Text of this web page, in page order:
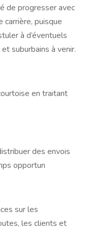
de progresser avec
carrière, puisque
à d’éventuels
suburbains à venir.
en traitant
des envois
opportun
sur les
les clients et